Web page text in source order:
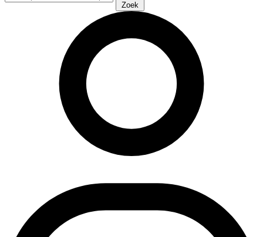
Zoek